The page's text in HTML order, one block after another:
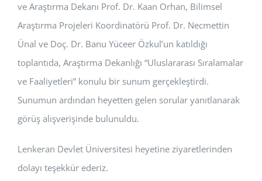
ve Araştırma Dekanı Prof. Dr. Kaan Orhan, Bilimsel
Araştırma Projeleri Koordinatörü Prof. Dr. Necmettin
Ünal ve Doç. Dr. Banu Yüceer Özkul’un katıldığı
toplantıda, Araştırma Dekanlığı “Uluslararası Sıralamalar
ve Faaliyetleri” konulu bir sunum gerçekleştirdi.
Sunumun ardından heyetten gelen sorular yanıtlanarak
görüş alışverişinde bulunuldu.
Lenkeran Devlet Üniversitesi heyetine ziyaretlerinden
dolayı teşekkür ederiz.